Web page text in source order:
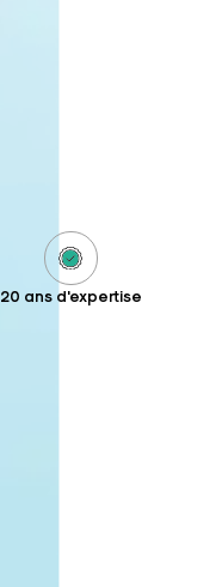
20 ans d'expertise